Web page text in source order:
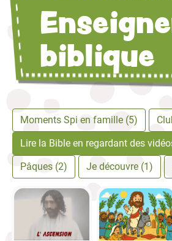
Aventures
Loisirs
biblique
Moments Spi en famille (5)
Lire la Bible en regardant des
Pâques (2)
Je découvre (1)